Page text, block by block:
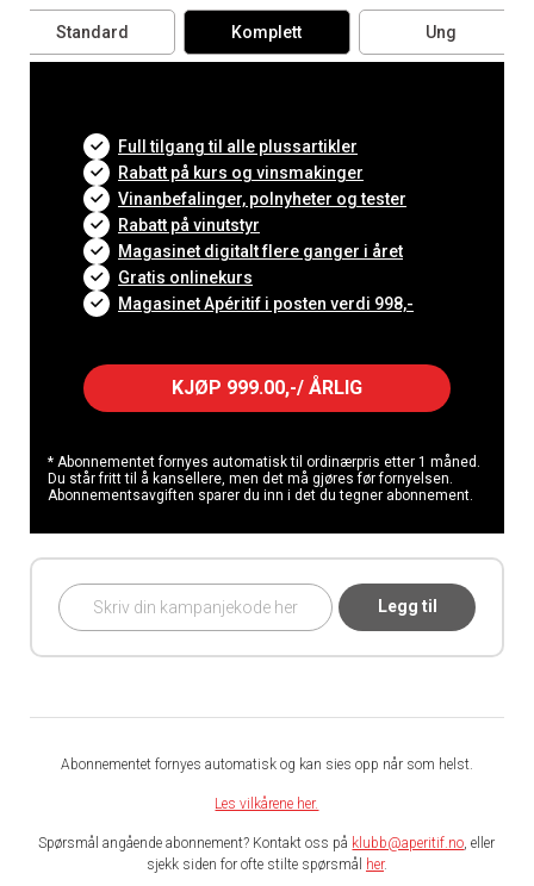
Standard Komplett Ung
Full tilgang til alle plussartikler
Rabatt på kurs og vinsmakinger
Vinanbefalinger, polnyheter og tester
Rabatt på vinutstyr
Magasinet digitalt flere ganger i året
Gratis onlinekurs
Magasinet Apéritif i posten verdi 998,-
KJØP 999.00,-/ ÅRLIG
* Abonnementet fornyes automatisk til ordinærpris etter 1 måned.
Du står fritt til å kansellere, men det må gjøres før fornyelsen.
Abonnementsavgiften sparer du inn i det du tegner abonnement.
Legg til
Abonnementet fornyes automatisk og kan sies opp når som helst.
Les vilkårene her.
Spørsmål angående abonnement? Kontakt oss på klubb@aperitif.no, eller
sjekk siden for ofte stilte spørsmål her.